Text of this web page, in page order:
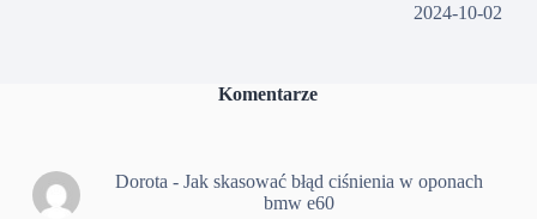
2024-10-02
Komentarze
Dorota -Jak skasować błąd ciśnienia w oponach
bmw e60